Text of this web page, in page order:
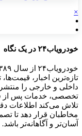
×
خودرویاب۲۴ در یک نگاه
تازه‌ترین اخبار،
داخلی و خارجی را
تخصصی، خدمات پس از
تلاش می‌کند اطلاعات
مخاطبان قرار دهد تا
آسان‌تر و آگاهانه‌تر باشد.